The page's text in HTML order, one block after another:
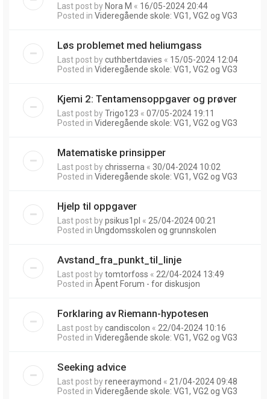
Last post by Nora M « 16/05-2024 20:44
Posted in Videregående skole: VG1, VG2 og VG3
Løs problemet med heliumgass
Last post bycuthbertdavies « 15/05-2024 12:04
Posted in Videregående skole: VG1, VG2 og VG3
Kjemi 2: Tentamensoppgaver og prøver
Last post byTrigo123 « 07/05-2024 19:11
Posted in Videregående skole: VG1, VG2 og VG3
Matematiske prinsipper
Last post bychrisserna « 30/04-2024 10:02
Posted in Videregående skole: VG1, VG2 og VG3
Hjelp til oppgaver
Last post bypsikus1pl « 25/04-2024 00:21
Posted in Ungdomsskolen og grunnskolen
Avstand_fra_punkt_til_linje
Last post bytomtorfoss « 22/04-2024 13:49
Posted in Åpent Forum - for diskusjon
Forklaring av Riemann-hypotesen
Last post bycandiscolon « 22/04-2024 10:16
Posted in Videregående skole: VG1, VG2 og VG3
Seeking advice
Last post byreneeraymond « 21/04-2024 09:48
Posted in Videregående skole: VG1, VG2 og VG3